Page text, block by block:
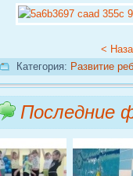
<
Категория: Развитие
Последние